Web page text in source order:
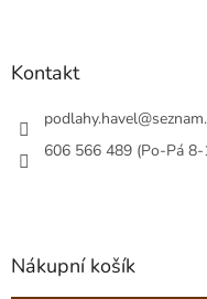
Kontakt
podlahy.havel@
606 566 489 (Po-Pá 8-
Nákupní košík